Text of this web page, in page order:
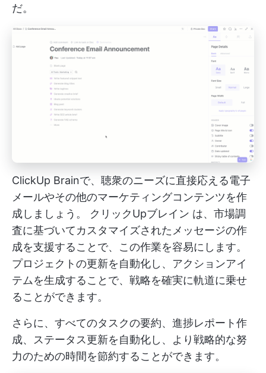
だ。
ClickUp Brainで、聴衆のニーズに直接応える電子
メールやその他のマーケティングコンテンツを作
成しましょう。 クリックUpブレイン は、市場調
査に基づいてカスタマイズされたメッセージの作
成を支援することで、この作業を容易にします。
プロジェクトの更新を自動化し、アクションアイ
テムを生成することで、戦略を確実に軌道に乗せ
ることができます。
さらに、すべてのタスクの要約、進捗レポート作
成、ステータス更新を自動化し、より戦略的な努
力のための時間を節約することができます。